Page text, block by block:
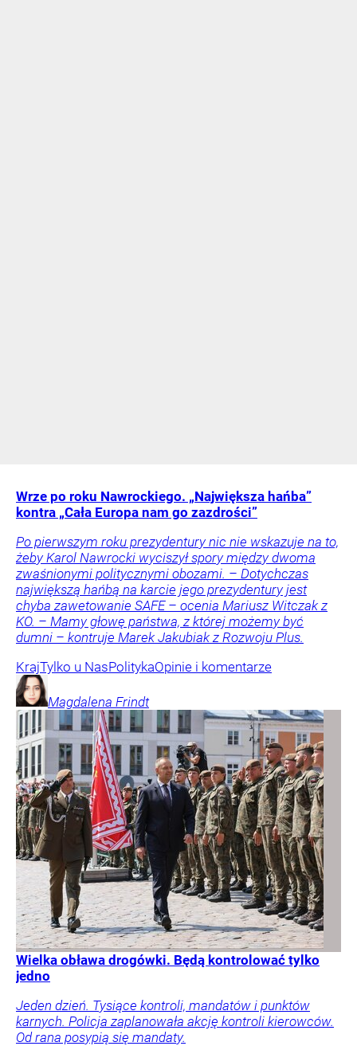
Wrze po roku Nawrockiego. „Największa hańba”
kontra „Cała Europa nam go zazdrości”
Po pierwszym roku prezydentury nic nie wskazuje na to,
żeby Karol Nawrocki wyciszył spory między dwoma
zwaśnionymi politycznymi obozami. – Dotychczas
największą hańbą na karcie jego prezydentury jest
chyba zawetowanie SAFE – ocenia Mariusz Witczak z
KO. – Mamy głowę państwa, z której możemy być
dumni – kontruje Marek Jakubiak z Rozwoju Plus.
KrajTylko u NasPolitykaOpinie i komentarze
Magdalena Frindt
Wielka obława drogówki. Będą kontrolować tylko
jedno
Jeden dzień. Tysiące kontroli, mandatów i punktów
karnych. Policja zaplanowała akcję kontroli kierowców.
Od rana posypią się mandaty.